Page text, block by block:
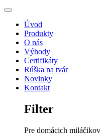
Úvod
Produkty
O nás
Výhody
Certifikáty
Rúška na tvár
Novinky
Kontakt
Filter
Pre domácich miláčikov